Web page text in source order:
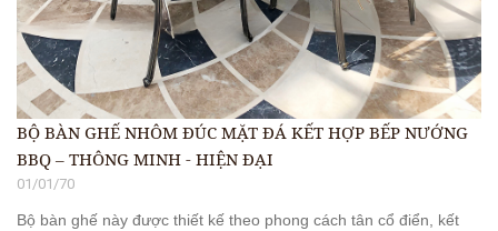
BỘ BÀN GHẾ NHÔM ĐÚC MẶT ĐÁ KẾT HỢP BẾP NƯỚNG
BBQ – THÔNG MINH - HIỆN ĐẠI
01/01/70
Bộ bàn ghế này được thiết kế theo phong cách tân cổ điển, kết